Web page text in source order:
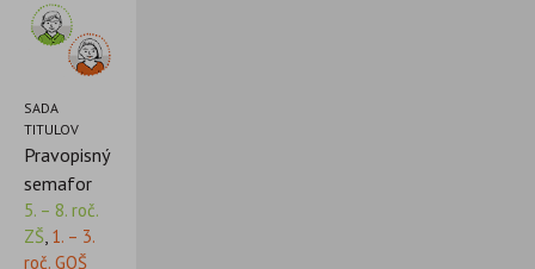
SADA
TITULOV
Pravopisný
semafor
5. – 8. roč.
ZŠ,1. – 3.
roč. GOŠ